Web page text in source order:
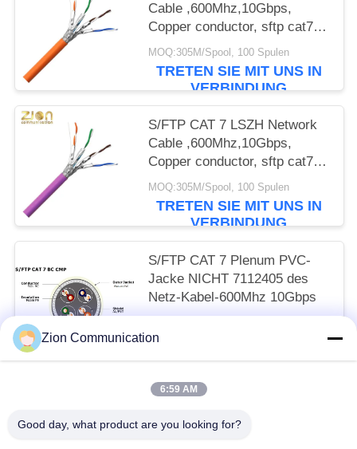
Cable ,600Mhz,10Gbps,
Copper conductor, sftp cat7
ethernet cable, cat7 lan cable
NO 7112402
MOQ:305M/Spool, 100 Spulen
TRETEN SIE MIT UNS IN
VERBINDUNG
S/FTP CAT 7 LSZH Network
Cable ,600Mhz,10Gbps,
Copper conductor, sftp cat7
ethernet cable, cat7 lan cable
NO 7112406
MOQ:305M/Spool, 100 Spulen
TRETEN SIE MIT UNS IN
VERBINDUNG
S/FTP CAT 7 Plenum PVC-
Jacke NICHT 7112405 des
Netz-Kabel-600Mhz 10Gbps
TRETEN SIE MIT UNS IN
VERBINDUNG
Zion Communication
6:59 AM
Good day, what product are you looking for?